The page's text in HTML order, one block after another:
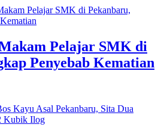
Pelajar SMK di
Penyebab Kematian